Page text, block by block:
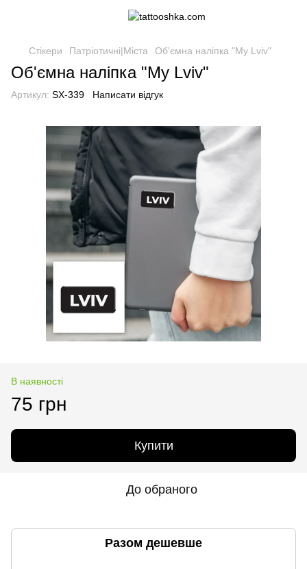
Стікери Патріотичні|Міста Об'ємна наліпка "My Lviv"
Об'ємна наліпка "My Lviv"
Артикул: SX-339 Написати відгук
В наявності
75 грн
Купити
До обраного
Разом дешевше